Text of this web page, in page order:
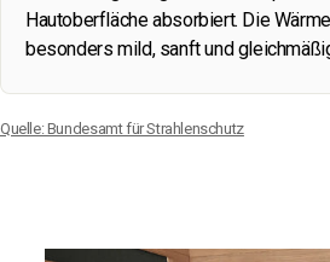
Hautoberfläche absorbiert. Die
besonders mild, sanft und
Quelle: Bundesamt für Strahlenschutz